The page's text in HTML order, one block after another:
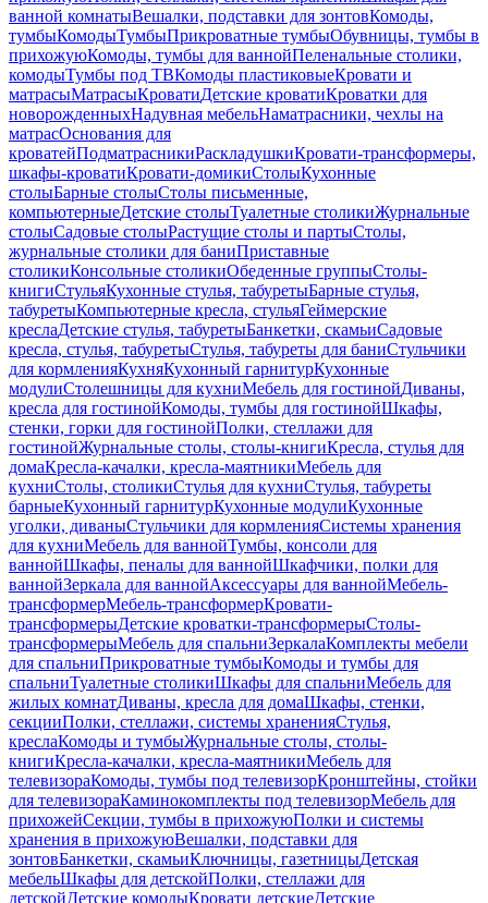
ванной комнатыВешалки, подставки для зонтовКомоды,
тумбыКомодыТумбыПрикроватные тумбыОбувницы, тумбы в
прихожуюКомоды, тумбы для ваннойПеленальные столики,
комодыТумбы под ТВКомоды пластиковыеКровати и
матрасыМатрасыКроватиДетские кроватиКроватки для
новорожденныхНадувная мебельНаматрасники, чехлы на
матрасОснования для
кроватейПодматрасникиРаскладушкиКровати-трансформеры,
шкафы-кроватиКровати-домикиСтолыКухонные
столыБарные столыСтолы письменные,
компьютерныеДетские столыТуалетные столикиЖурнальные
столыСадовые столыРастущие столы и партыСтолы,
журнальные столики для баниПриставные
столикиКонсольные столикиОбеденные группыСтолы-
книгиСтульяКухонные стулья, табуретыБарные стулья,
табуретыКомпьютерные кресла, стульяГеймерские
креслаДетские стулья, табуретыБанкетки, скамьиСадовые
кресла, стулья, табуретыСтулья, табуреты для баниСтульчики
для кормленияКухняКухонный гарнитурКухонные
модулиСтолешницы для кухниМебель для гостинойДиваны,
кресла для гостинойКомоды, тумбы для гостинойШкафы,
стенки, горки для гостинойПолки, стеллажи для
гостинойЖурнальные столы, столы-книгиКресла, стулья для
домаКресла-качалки, кресла-маятникиМебель для
кухниСтолы, столикиСтулья для кухниСтулья, табуреты
барныеКухонный гарнитурКухонные модулиКухонные
уголки, диваныСтульчики для кормленияСистемы хранения
для кухниМебель для ваннойТумбы, консоли для
ваннойШкафы, пеналы для ваннойШкафчики, полки для
ваннойЗеркала для ваннойАксессуары для ваннойМебель-
трансформерМебель-трансформерКровати-
трансформерыДетские кроватки-трансформерыСтолы-
трансформерыМебель для спальниЗеркалаКомплекты мебели
для спальниПрикроватные тумбыКомоды и тумбы для
спальниТуалетные столикиШкафы для спальниМебель для
жилых комнатДиваны, кресла для домаШкафы, стенки,
секцииПолки, стеллажи, системы храненияСтулья,
креслаКомоды и тумбыЖурнальные столы, столы-
книгиКресла-качалки, кресла-маятникиМебель для
телевизораКомоды, тумбы под телевизорКронштейны, стойки
для телевизораКаминокомплекты под телевизорМебель для
прихожейСекции, тумбы в прихожуюПолки и системы
хранения в прихожуюВешалки, подставки для
зонтовБанкетки, скамьиКлючницы, газетницыДетская
мебельШкафы для детскойПолки, стеллажи для
детскойДетские комодыКровати детскиеДетские